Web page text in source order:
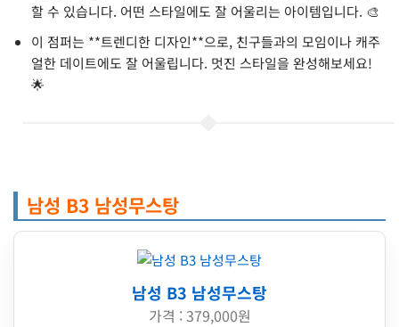
할 수 있습니다. 어떤 스타일에도 잘 어울리는 아이템입니다. 🎨
이 점퍼는 **트렌디한 디자인**으로, 친구들과의 모임이나 캐주
얼한 데이트에도 잘 어울립니다. 멋진 스타일을 완성해보세요!
🌟
남성 B3 남성무스탕
남성 B3 남성무스탕
가격 : 379,000원